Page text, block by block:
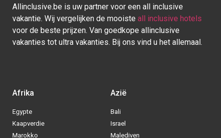
Allinclusive.be is uw partner voor een all inclusive
vakantie. Wij vergelijken de mooiste all inclusive hotels
voor de beste prijzen. Van goedkope allinclusive
vakanties tot ultra vakanties. Bij ons vind u het allemaal.
Afrika
Egypte
Kaapverdie
Marokko
Azië
Bali
Israel
Malediven